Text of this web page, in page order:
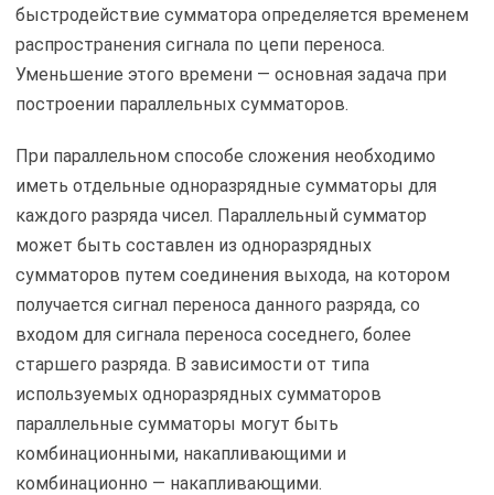
быстродействие сумматора определяется временем
распространения сигнала по цепи переноса.
Уменьшение этого времени — основная задача при
построении параллельных сумматоров.
При параллельном способе сложения необходимо
иметь отдельные одноразрядные сумматоры для
каждого разряда чисел. Параллельный сумматор
может быть составлен из одноразрядных
сумматоров путем соединения выхода, на котором
получается сигнал переноса данного разряда, со
входом для сигнала переноса соседнего, более
старшего разряда. В зависимости от типа
используемых одноразрядных сумматоров
параллельные сумматоры могут быть
комбинационными, накапливающими и
комбинационно — накапливающими.